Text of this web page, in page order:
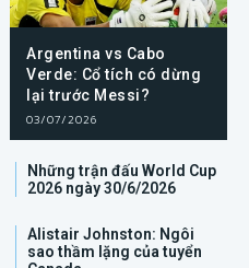
Argentina vs Cabo
Verde: Cổ tích có dừng
lại trước Messi?
03/07/2026
Những trận đấu World Cup
2026 ngày 30/6/2026
Alistair Johnston: Ngôi
sao thầm lặng của tuyển